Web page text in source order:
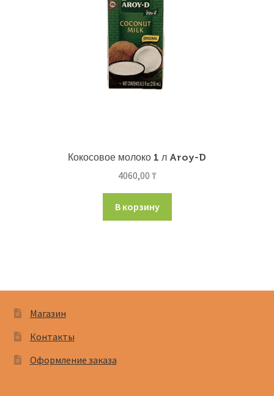
Кокосовое молоко 1 л Aroy-D
4060,00 ₸
В корзину
Магазин
Контакты
Оформление заказа